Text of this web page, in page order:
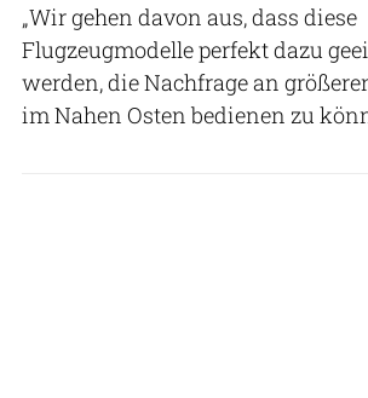
„Wir gehen davon aus, dass diese
Flugzeugmodelle perfekt dazu
werden, die Nachfrage an
im Nahen Osten bedienen zu